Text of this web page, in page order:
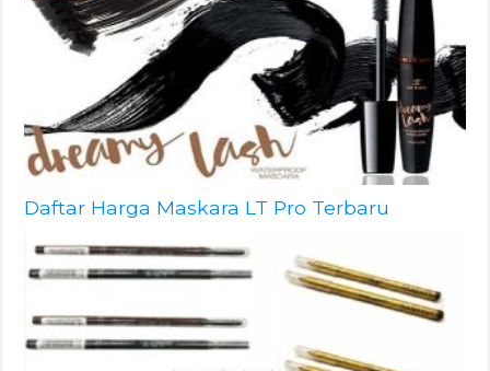
Daftar Harga Maskara LT Pro Terbaru